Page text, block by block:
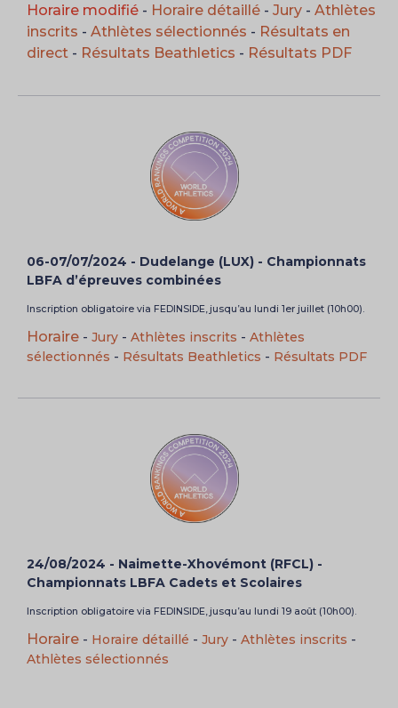
Horaire modifié - Horaire détaillé - Jury - Athlètes
inscrits - Athlètes sélectionnés - Résultats en
direct - Résultats Beathletics - Résultats PDF
06-07/07/2024 - Dudelange (LUX) - Championnats
LBFA d’épreuves combinées
Inscription obligatoire via FEDINSIDE, jusqu’au lundi 1er juillet (10h00).
Horaire - Jury - Athlètes inscrits - Athlètes
sélectionnés - Résultats Beathletics - Résultats PDF
24/08/2024 - Naimette-Xhovémont (RFCL) -
Championnats LBFA Cadets et Scolaires
Inscription obligatoire via FEDINSIDE, jusqu’au lundi 19 août (10h00).
Horaire - Horaire détaillé - Jury - Athlètes inscrits -
Athlètes sélectionnés